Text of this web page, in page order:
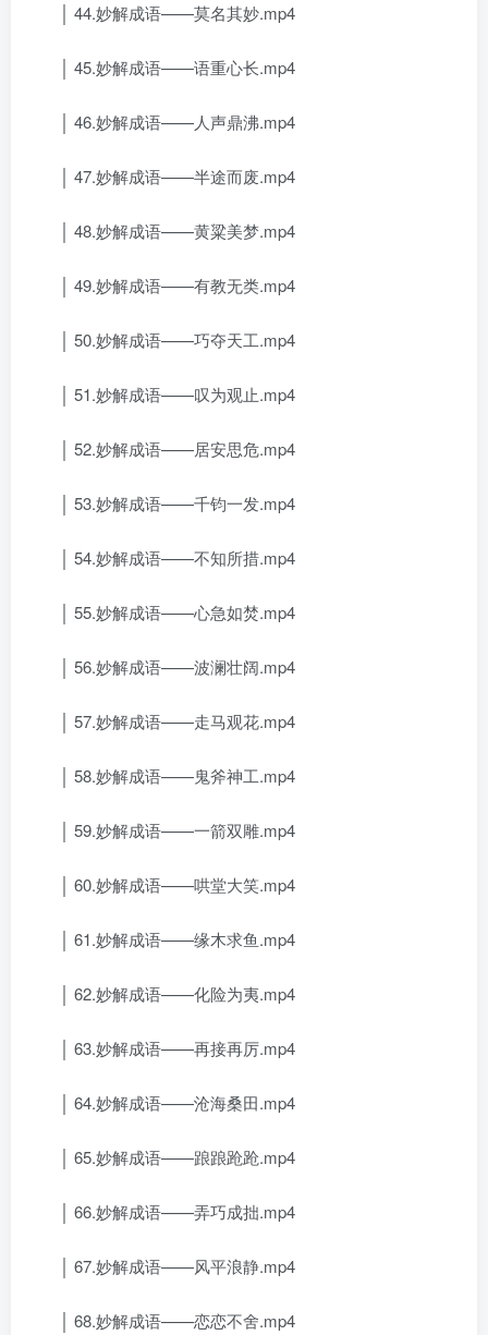
│ 44.妙解成语——莫名其妙.mp4
│ 45.妙解成语——语重心长.mp4
│ 46.妙解成语——人声鼎沸.mp4
│ 47.妙解成语——半途而废.mp4
│ 48.妙解成语——黄粱美梦.mp4
│ 49.妙解成语——有教无类.mp4
│ 50.妙解成语——巧夺天工.mp4
│ 51.妙解成语——叹为观止.mp4
│ 52.妙解成语——居安思危.mp4
│ 53.妙解成语——千钧一发.mp4
│ 54.妙解成语——不知所措.mp4
│ 55.妙解成语——心急如焚.mp4
│ 56.妙解成语——波澜壮阔.mp4
│ 57.妙解成语——走马观花.mp4
│ 58.妙解成语——鬼斧神工.mp4
│ 59.妙解成语——一箭双雕.mp4
│ 60.妙解成语——哄堂大笑.mp4
│ 61.妙解成语——缘木求鱼.mp4
│ 62.妙解成语——化险为夷.mp4
│ 63.妙解成语——再接再厉.mp4
│ 64.妙解成语——沧海桑田.mp4
│ 65.妙解成语——踉踉跄跄.mp4
│ 66.妙解成语——弄巧成拙.mp4
│ 67.妙解成语——风平浪静.mp4
│ 68.妙解成语——恋恋不舍.mp4